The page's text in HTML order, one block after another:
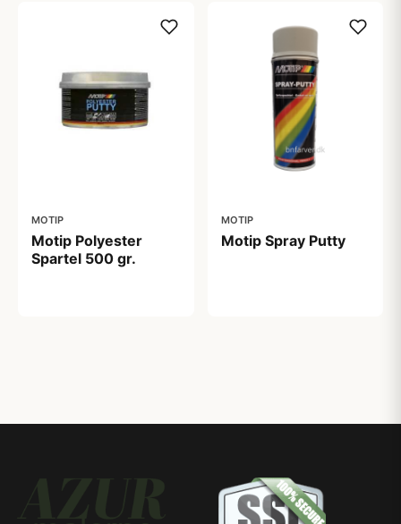
MOTIP
Motip Polyester
Spartel 500 gr.
MOTIP
Motip Spray Putty